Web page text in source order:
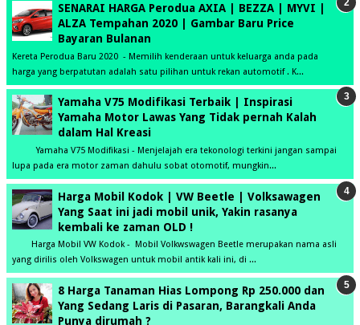
SENARAI HARGA Perodua AXIA | BEZZA | MYVI |
ALZA Tempahan 2020 | Gambar Baru Price
Bayaran Bulanan
Kereta Perodua Baru 2020 - Memilih kenderaan untuk keluarga anda pada
harga yang berpatutan adalah satu pilihan untuk rekan automotif . K...
Yamaha V75 Modifikasi Terbaik | Inspirasi
Yamaha Motor Lawas Yang Tidak pernah Kalah
dalam Hal Kreasi
Yamaha V75 Modifikasi - Menjelajah era tekonologi terkini jangan sampai
lupa pada era motor zaman dahulu sobat otomotif, mungkin...
Harga Mobil Kodok | VW Beetle | Volksawagen
Yang Saat ini jadi mobil unik, Yakin rasanya
kembali ke zaman OLD !
Harga Mobil VW Kodok - Mobil Volkwswagen Beetle merupakan nama asli
yang dirilis oleh Volkswagen untuk mobil antik kali ini, di ...
8 Harga Tanaman Hias Lompong Rp 250.000 dan
Yang Sedang Laris di Pasaran, Barangkali Anda
Punya dirumah ?